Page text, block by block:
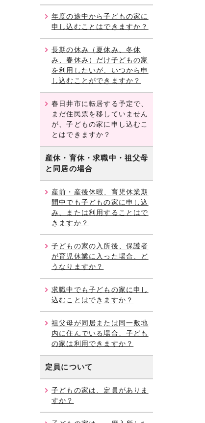
年度の途中から子どもの家に
申し込むことはできますか？
長期の休み（夏休み、冬休
み、春休み）だけ子どもの家
を利用したいが、いつから申
し込むことができますか？
春日井市に転居する予定で、
まだ住民票を移していません
が、子どもの家に申し込むこ
とはできますか？
産休・育休・求職中・祖父母
と同居の場合
産前・産後休暇、育児休業期
間中でも子どもの家に申し込
み、または利用することはで
きますか？
子どもの家の入所後、保護者
が育児休業に入った場合、ど
うなりますか？
求職中でも子どもの家に申し
込むことはできますか？
祖父母が同居または同一敷地
内に住んでいる場合、子ども
の家は利用できますか？
定員について
子どもの家は、定員がありま
すか？